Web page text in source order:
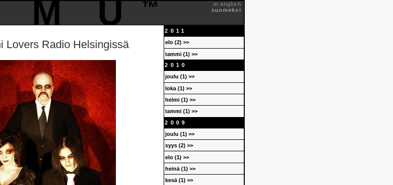
™
in english
suomeksi
2011
elo (2) >>
tammi (1) >>
2010
joulu (1) >>
loka (1) >>
helmi (1) >>
tammi (1) >>
2009
joulu (1) >>
syys (2) >>
elo (1) >>
heinä (1) >>
kesä (1) >>
Lovers Radio Helsingissä